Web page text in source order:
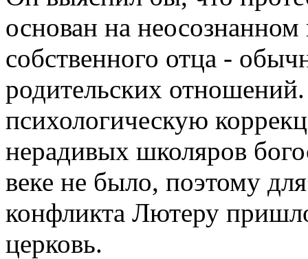
основан на неосознанном
собственного отца -
родительских
психологическую
нерадивых школяров
веке не было, поэтому
конфликта Лютеру
церковь.